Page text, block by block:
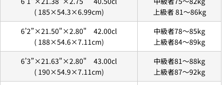
2. お支払いのセクションがある、
クレジットカード決
済(3Dセキュア)-SBPSを選択します。
( 185×54.3×6.99cm)
上級者81～86kg
6’2”×21.50"×2.80" 42.00cl
( 188×54.6×7.11cm)
中級者78～85kg
上級者84～89kg
6’3”×21.63"×2.80" 43.00cl
( 190×54.9×7.11cm)
中級者81～88kg
上級者87～92kg